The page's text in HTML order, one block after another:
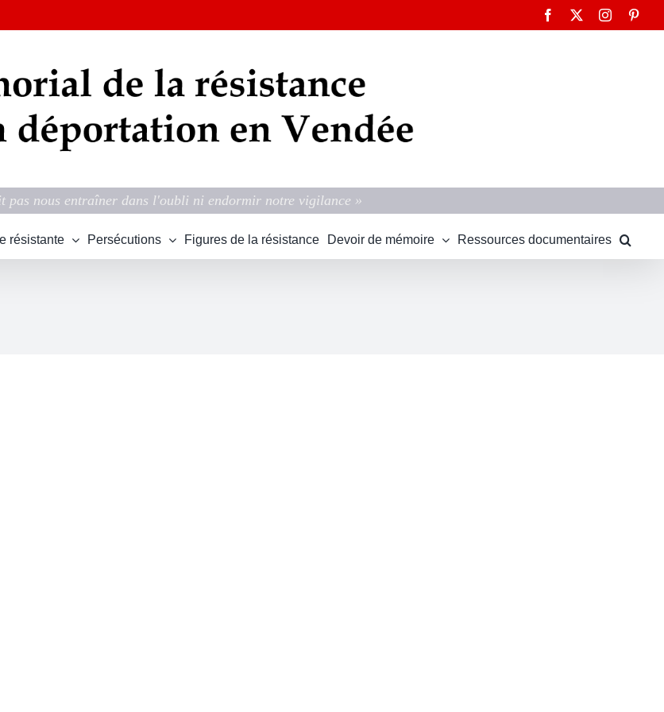
Facebook Instagram
pas nous entraîner dans l'oubli ni endormir notre vigilance »
résistante Persécutions Figures de la résistance Devoir de mémoire Ressources documentaires